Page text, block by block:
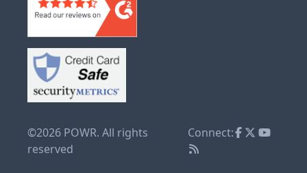
©2026 POWR. All rights
reserved
Connect: